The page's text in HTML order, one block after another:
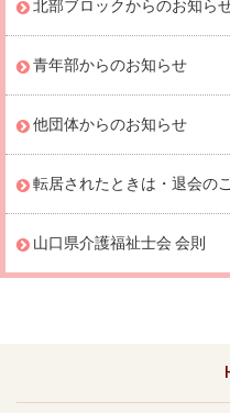
北部ブロックからのお知ら
青年部からのお知らせ
他団体からのお知らせ
転居されたときは・退会の
山口県介護福祉士会 会則